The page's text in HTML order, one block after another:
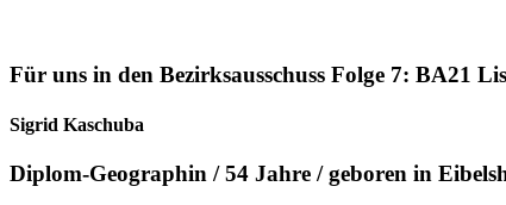
Für uns in den Bezirksausschuss Folge 7: BA21
Sigrid Kaschuba
Diplom-Geographin / 54 Jahre / geboren in